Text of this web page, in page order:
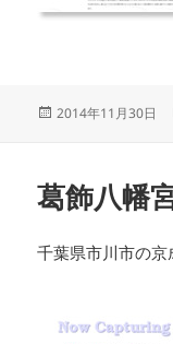
投
2014年11月30日
葛飾八幡
千葉県市川市の京